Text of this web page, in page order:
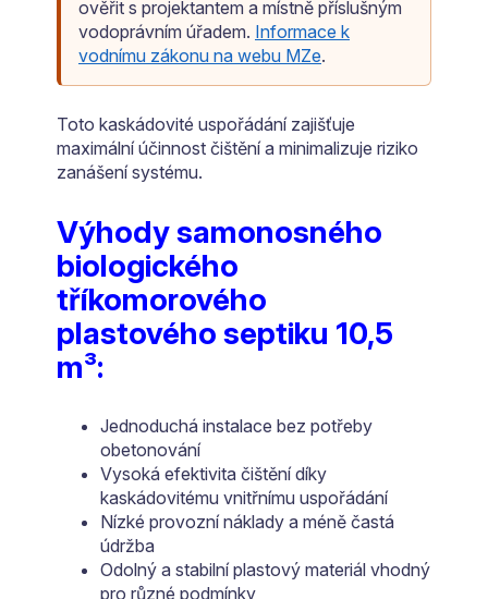
ověřit s projektantem a místně příslušným
vodoprávním úřadem. Informace k
vodnímu zákonu na webu MZe.
Toto kaskádovité uspořádání zajišťuje
maximální účinnost čištění a minimalizuje riziko
zanášení systému.
Výhody samonosného
biologického
tříkomorového
plastového septiku 10,5
m³:
Jednoduchá instalace bez potřeby
obetonování
Vysoká efektivita čištění díky
kaskádovitému vnitřnímu uspořádání
Nízké provozní náklady a méně častá
údržba
Odolný a stabilní plastový materiál vhodný
pro různé podmínky